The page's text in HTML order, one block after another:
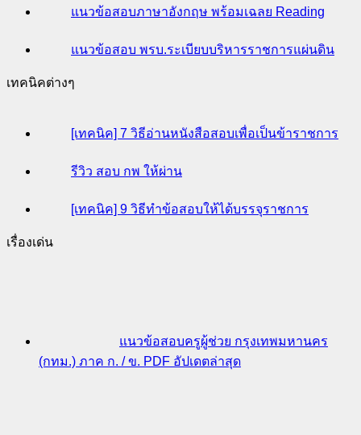
แนวข้อสอบภาษาอังกฤษ พร้อมเฉลย Reading
แนวข้อสอบ พรบ.ระเบียบบริหารราชการแผ่นดิน
เทคนิคต่างๆ
[เทคนิค] 7 วิธีอ่านหนังสือสอบเพื่อเป็นข้าราชการ
รีวิว สอบ กพ ให้ผ่าน
[เทคนิค] 9 วิธีทำข้อสอบให้ได้บรรจุราชการ
เรื่องเด่น
แนวข้อสอบครูผู้ช่วย กรุงเทพมหานคร
(กทม.) ภาค ก. / ข. PDF อัปเดตล่าสุด